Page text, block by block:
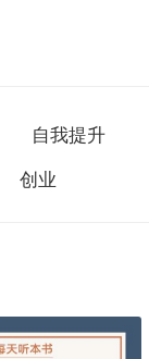
自我提升
创业